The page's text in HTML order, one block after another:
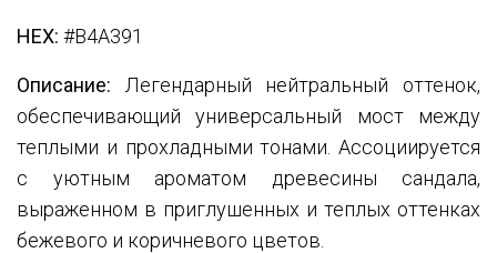
HEX: #B4A391
Описание: Легендарный нейтральный оттенок,
обеспечивающий универсальный мост между
теплыми и прохладными тонами. Ассоциируется
с уютным ароматом древесины сандала,
выраженном в приглушенных и теплых оттенках
бежевого и коричневого цветов.